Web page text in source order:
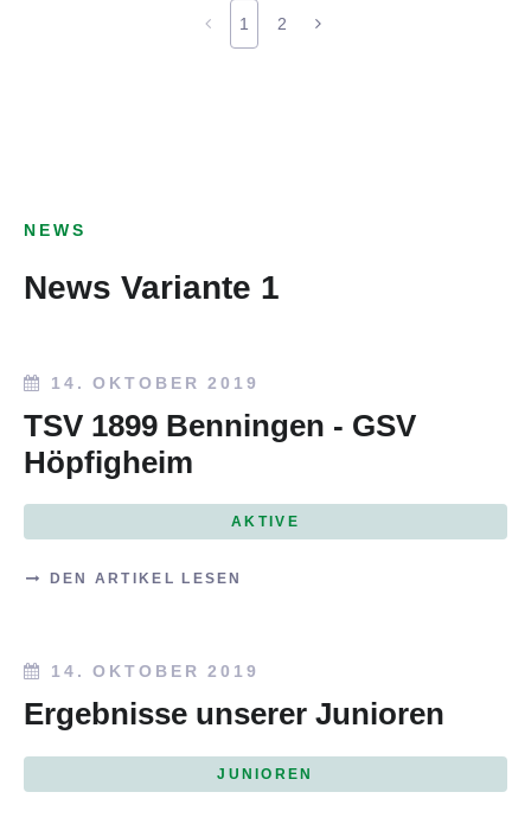
1 2
NEWS
News Variante 1
14. OKTOBER 2019
TSV 1899 Benningen - GSV
Höpfigheim
AKTIVE
DEN ARTIKEL LESEN
14. OKTOBER 2019
Ergebnisse unserer Junioren
JUNIOREN